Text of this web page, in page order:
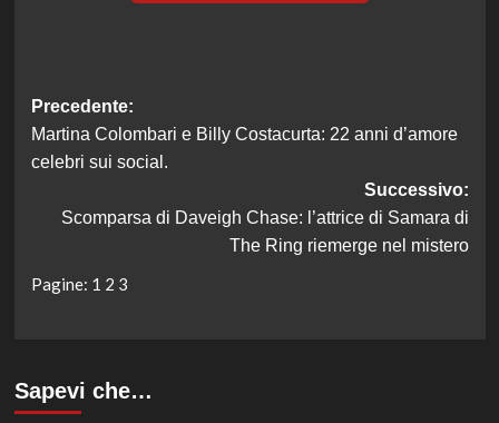
Navigazione
articolo
Precedente:
Martina Colombari e Billy Costacurta: 22 anni d’amore
celebri sui social.
Successivo:
Scomparsa di Daveigh Chase: l’attrice di Samara di
The Ring riemerge nel mistero
Pagine: 1 2 3
Sapevi che…